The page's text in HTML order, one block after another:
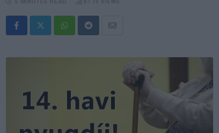
WhatsappRedditShare
Email